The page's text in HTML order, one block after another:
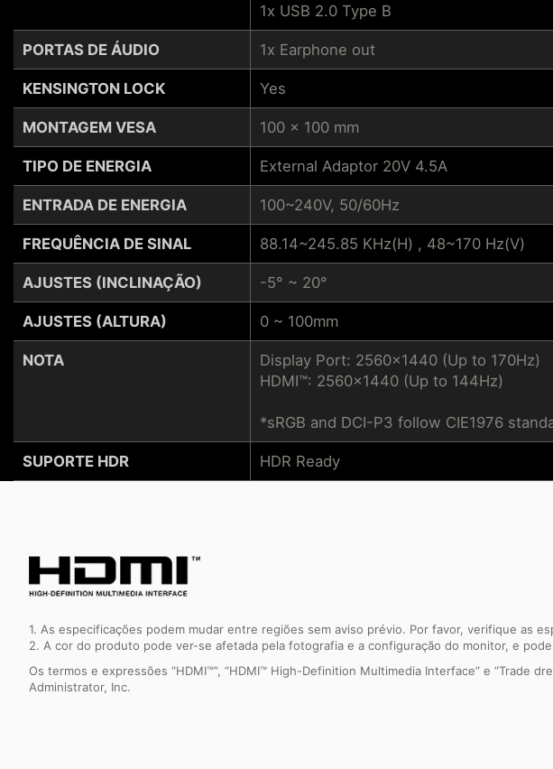
PORTAS DE ÁUDIO
KENSINGTON LOCK
MONTAGEM VESA
TIPO DE ENERGIA
ENTRADA DE ENERGIA
FREQUÊNCIA DE SINAL
AJUSTES (INCLINAÇÃO)
AJUSTES (ALTURA)
NOTA
SUPORTE HDR
1x USB 2.0 Type B
1x Earphone out
Yes
100 x 100 mm
External Adaptor 20V 4.5A
100~240V, 50/60Hz
88.14~245.85 KHz(H) , 48~170 Hz(V)
-5° ~ 20°
0 ~ 100mm
Display Port: 2560x1440 (Up to 170Hz)
HDMI™: 2560x1440 (Up to 144Hz)
*sRGB and DCI-P3 follow CIE1976
HDR Ready
1. As especificações podem mudar entre regiões sem aviso prévio. Por favor, verifique as
2. A cor do produto pode ver-se afetada pela fotografia e a configuração do monitor, e
Os termos e expressões “HDMI™”, “HDMI™ High-Definition Multimedia Interface” e “Trade
Administrator, Inc.